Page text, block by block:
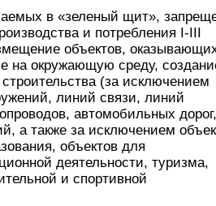
в «зеленый щит»,
и потребления I-III
объектов,
на окружающую среду,
строительства (за исключением
линий связи, линий
автомобильных дорог,
а также за исключением
объектов для
деятельности, туризма,
и спортивной